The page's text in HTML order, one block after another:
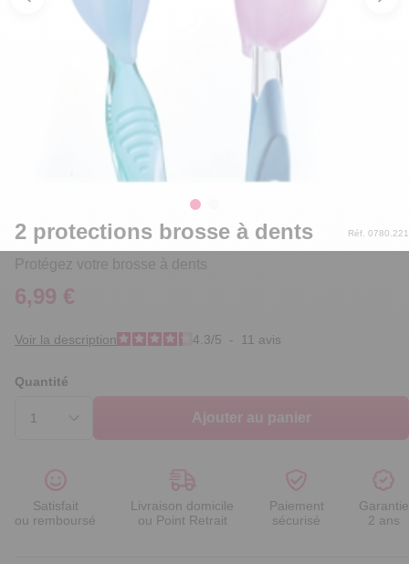
2 protections brosse à dents
Protégez votre brosse à dents
Réf. 0780.221
6,99 €
Voir la description 4.3/5 - 11 avis
Quantité
Ajouter au panier
Satisfait
ou remboursé
Livraison domicile
ou Point Retrait
Paiement
sécurisé
Garantie
2 ans